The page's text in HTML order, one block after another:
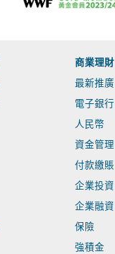
商業理財
最新推廣
電子銀行
人民幣
資金管理
付款繳賬
企業投資
企業融資
保險
強積金